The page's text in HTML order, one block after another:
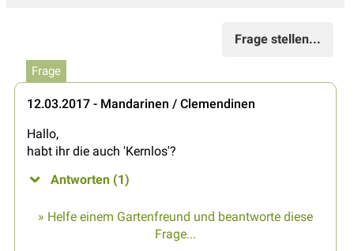
Frage stellen...
Frage
12.03.2017 - Mandarinen / Clemendinen
Hallo,
habt ihr die auch 'Kernlos'?
Antworten (1)
» Helfe einem Gartenfreund und beantworte diese
Frage...